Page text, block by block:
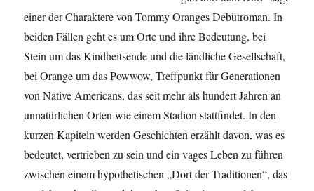
einer der Charaktere von Tommy Oranges Debütroman. In
beiden Fällen geht es um Orte und ihre Bedeutung, bei
Stein um das Kindheitsende und die ländliche Gesellschaft,
bei Orange um das Powwow, Treffpunkt für Generationen
von Native Americans, das seit mehr als hundert Jahren an
unnatürlichen Orten wie einem Stadion stattfindet. In den
kurzen Kapiteln werden Geschichten erzählt davon, was es
bedeutet, vertrieben zu sein und ein vages Leben zu führen
zwischen einem hypothetischen „Dort der Traditionen“, das